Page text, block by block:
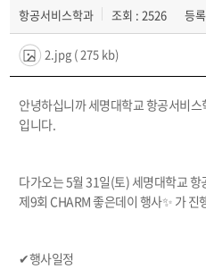
항공서비스학과 조회 : 2526 등
2.jpg ( 275 kb)
안녕하십니까 세명대학교 항공서비
입니다.
다가오는 5월 31일(토) 세명대학교
제9회 CHARM 좋은데이 행사✨ 가 진
✔행사일정